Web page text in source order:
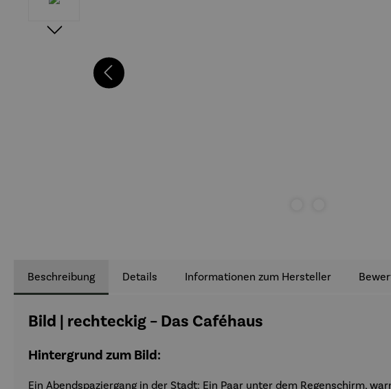
Beschreibung Details Informationen zum Hersteller
Bild | rechteckig – Das Caféhaus
Hintergrund zum Bild:
Ein Abendspaziergang in der Stadt: Ein Paar unter dem Regenschirm,